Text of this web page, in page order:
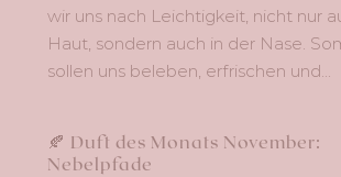
wir uns nach Leichtigkeit, nicht nur
Haut, sondern auch in der Nase.
sollen uns beleben, erfrischen und...
🍂 Duft des Monats November:
Nebelpfade